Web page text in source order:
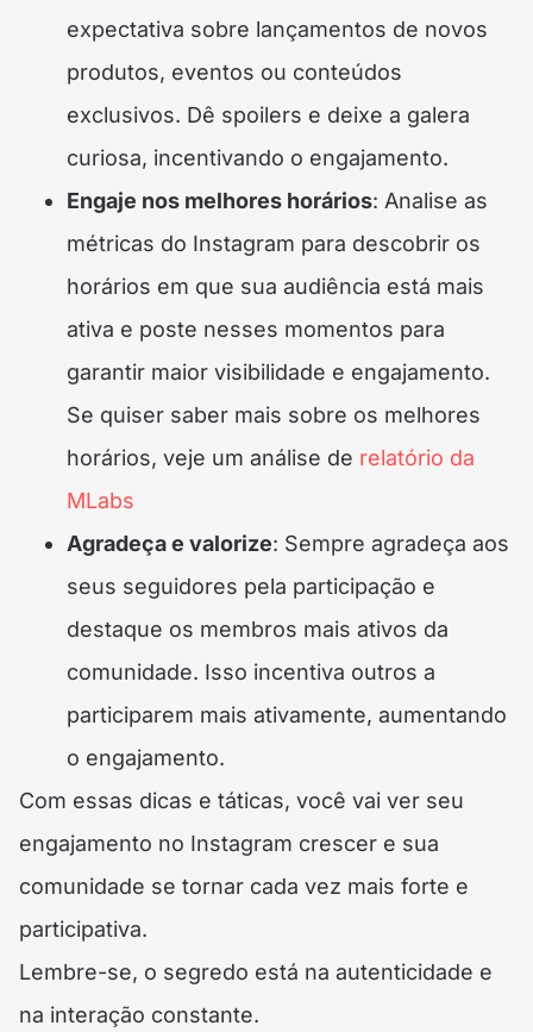
expectativa sobre lançamentos de novos
produtos, eventos ou conteúdos
exclusivos. Dê spoilers e deixe a galera
curiosa, incentivando o engajamento.
Engaje nos melhores horários: Analise as
métricas do Instagram para descobrir os
horários em que sua audiência está mais
ativa e poste nesses momentos para
garantir maior visibilidade e engajamento.
Se quiser saber mais sobre os melhores
horários, veje um análise de relatório da
MLabs
Agradeça e valorize: Sempre agradeça aos
seus seguidores pela participação e
destaque os membros mais ativos da
comunidade. Isso incentiva outros a
participarem mais ativamente, aumentando
o engajamento.
Com essas dicas e táticas, você vai ver seu
engajamento no Instagram crescer e sua
comunidade se tornar cada vez mais forte e
participativa.
Lembre-se, o segredo está na autenticidade e
na interação constante.